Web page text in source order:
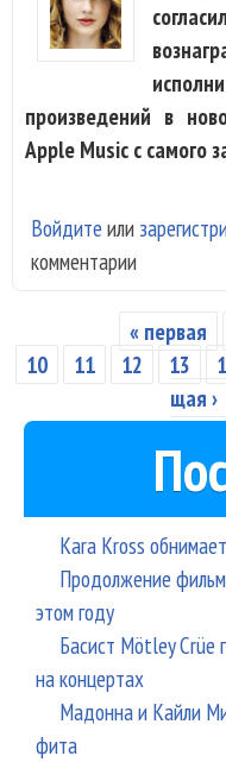
произведений в
Apple Music с самого
Войдите или
комментарии
Страницы
« первая
10
11 12 13
щая ›
Kara Kross
Продолжение
этом году
Басист Mötley Crüe
на концертах
Мадонна и Кайли
фита